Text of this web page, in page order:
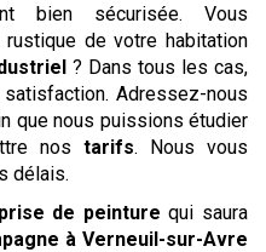
bien sécurisée. Vous
de votre habitation
? Dans tous les cas,
Adressez-nous
que nous puissions étudier
nos tarifs. Nous vous
délais.
de peinture qui saura
à Verneuil-sur-Avre